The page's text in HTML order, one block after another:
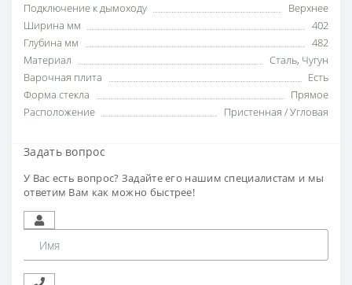
Подключение к дымоходу
Верхнее
Ширина мм
402
Глубина мм
482
Материал
Сталь, Чугун
Варочная плита
Есть
Форма стекла
Прямое
Расположение
Пристенная / Угловая
Задать вопрос
У Вас есть вопрос? Задайте его нашим специалистам и мы
ответим Вам как можно быстрее!